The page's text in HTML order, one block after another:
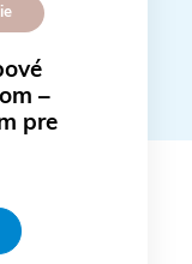
–
pre